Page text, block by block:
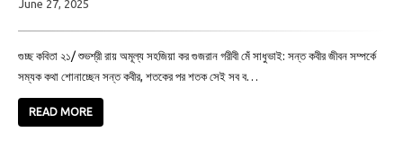
June 27, 2025
গুচ্ছ কবিতা ২১/ শুভশ্রী রায় অমূল্য সহজিয়া কর গুজরান গরীবী মেঁ সাধুভাই: সন্ত কবীর জীবন সম্পর্কে
সম্যক কথা শোনাচ্ছেন সন্ত কবীর, শতকের পর শতক সেই সব ব…
READ MORE